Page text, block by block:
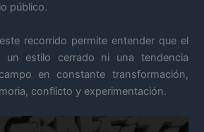
público.
recorrido permite entender que el
estilo cerrado ni una tendencia
en constante transformación,
conflicto y experimentación.